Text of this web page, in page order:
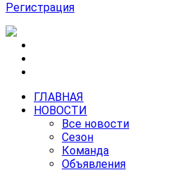
Регистрация
ГЛАВНАЯ
НОВОСТИ
Все новости
Сезон
Команда
Объявления